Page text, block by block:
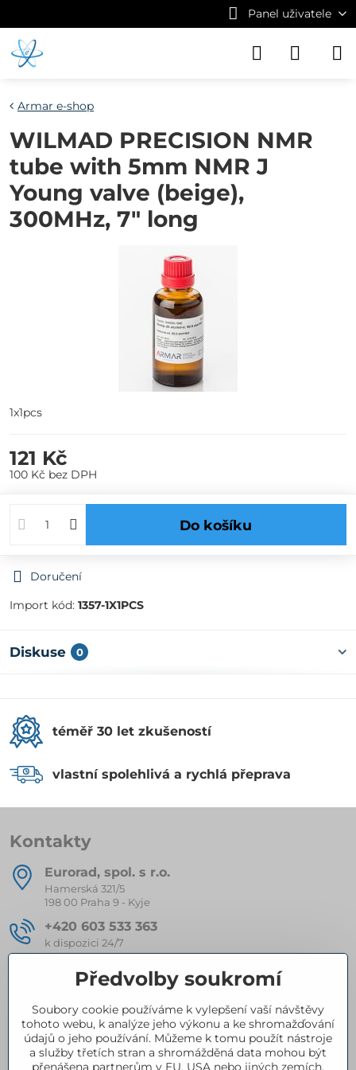
Panel uživatele
Armar e-shop
WILMAD PRECISION NMR
tube with 5mm NMR J
Young valve (beige),
300MHz, 7" long
1x1pcs
121 Kč
100 Kč bez DPH
Do košíku
Doručení
Import kód: 1357-1X1PCS
Diskuse 0
téměř 30 let zkušeností
vlastní spolehlivá a rychlá přeprava
Kontakty
Eurorad, spol​. s r​.o​.
Hamerská 321/5
198 00 Praha 9 - Kyje
+420 603 533 363
k dispozici 24/7
eurorad​@seznam​.cz
Kompletní nabídka produktů
Předvolby soukromí
Soubory cookie používáme k vylepšení vaší návštěvy
tohoto webu, k analýze jeho výkonu a ke shromažďování
údajů o jeho používání. Můžeme k tomu použít nástroje
a služby třetích stran a shromážděná data mohou být
přenášena partnerům v EU, USA nebo jiných zemích.